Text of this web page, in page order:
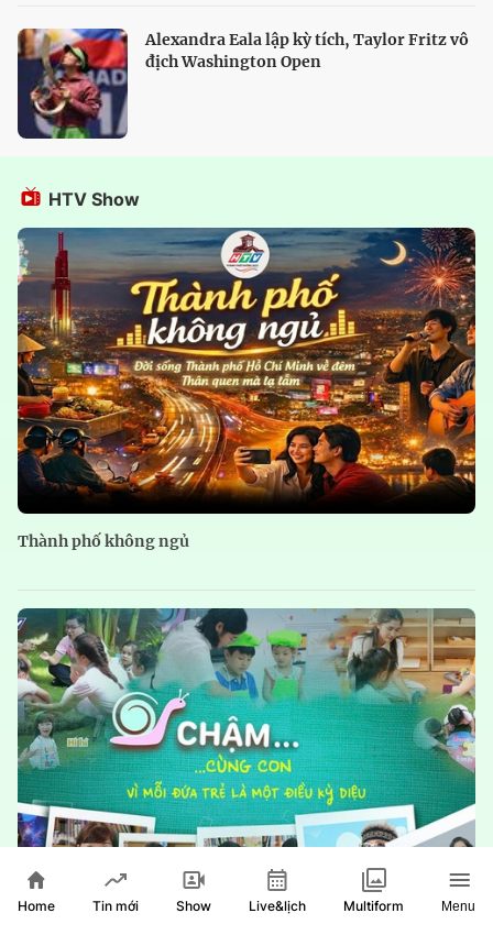
Alexandra Eala lập kỳ tích, Taylor Fritz vô
địch Washington Open
HTV Show
Thành phố không ngủ
Home Tin mới Show Live&lịch Multiform Menu